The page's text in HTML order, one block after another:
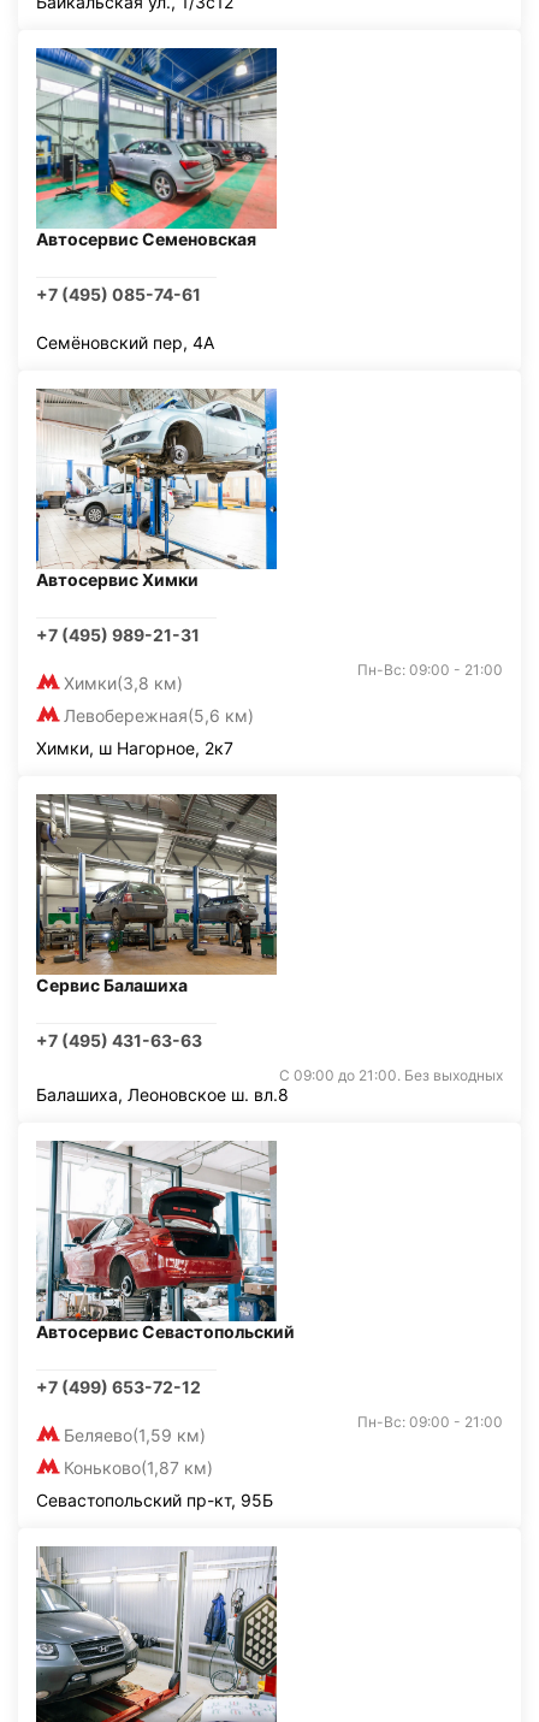
Автосервис Семеновская
+7 (495) 085-74-61
Семёновский пер, 4А
Автосервис Химки
+7 (495) 989-21-31
Химки(3,8 км)
Левобережная(5,6 км)
Пн-Вс: 09:00 - 21:00
Химки, ш Нагорное, 2к7
Сервис Балашиха
+7 (495) 431-63-63
С 09:00 до 21:00. Без выходных
Балашиха, Леоновское ш. вл.8
Автосервис Севастопольский
+7 (499) 653-72-12
Беляево(1,59 км)
Коньково(1,87 км)
Пн-Вс: 09:00 - 21:00
Севастопольский пр-кт, 95Б